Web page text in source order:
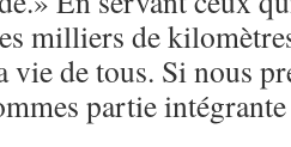
milliers de
vie de tous. Si nous
partie